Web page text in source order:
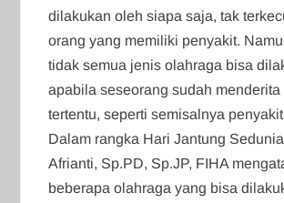
dilakukan oleh siapa saja, tak
orang yang memiliki penyakit.
tidak semua jenis olahraga bisa
apabila seseorang sudah menderita
tertentu, seperti semisalnya
Dalam rangka Hari Jantung
Afrianti, Sp.PD, Sp.JP, FIHA
beberapa olahraga yang bisa